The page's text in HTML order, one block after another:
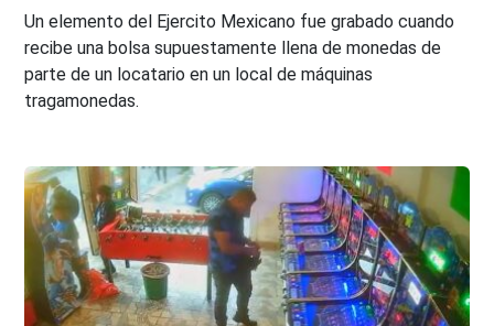
Un elemento del Ejercito Mexicano fue grabado cuando
recibe una bolsa supuestamente llena de monedas de
parte de un locatario en un local de máquinas
tragamonedas.